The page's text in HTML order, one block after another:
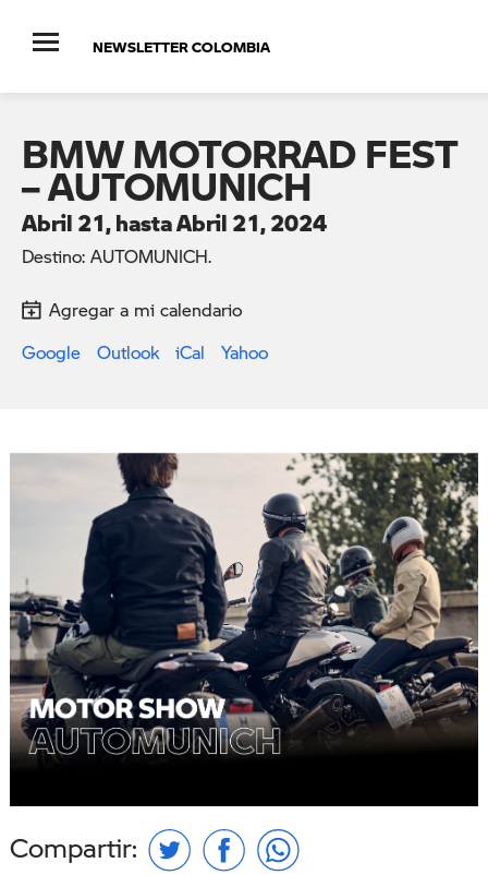
NEWSLETTER COLOMBIA
BMW MOTORRAD FEST
– AUTOMUNICH
Abril 21, hasta Abril 21, 2024
Destino: AUTOMUNICH.
Agregar a mi calendario
Google
Outlook iCal Yahoo
Compartir: